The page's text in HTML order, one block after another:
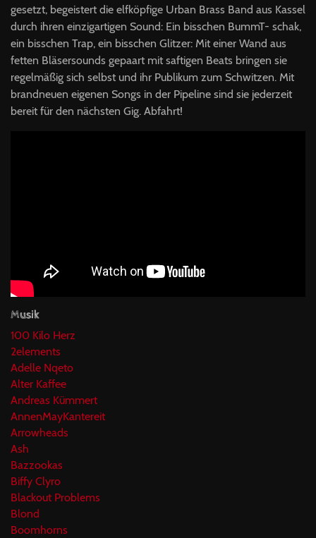
gesetzt, begeistert die elfköpfige Urban Brass Band aus Kassel
durch ihren einzigartigen Sound: Ein bisschen BummT- schak,
ein bisschen Trap, ein bisschen Glitzer: Mit einer Wand aus
fetten Bläsersounds gepaart mit saftigen Beats bringen sie
regelmäßig sich selbst und ihr Publikum zum Schwitzen. Mit
brandneuen eigenen Songs in der Pipeline sind sie jederzeit
bereit für den nächsten Gig. Abfahrt!
Musik
100 Kilo Herz
2elements
Adelle Nqeto
Alter Kaffee
Andreas Kümmert
AnnenMayKantereit
Arrowheads
Ash
Bazzookas
Biffy Clyro
Blackout Problems
Blond
Boomhorns